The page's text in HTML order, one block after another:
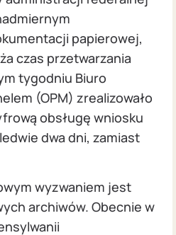
papierowej,
czas przetwarzania
tygodniu Biuro
(OPM) zrealizowało
obsługę wniosku
dwa dni, zamiast
wyzwaniem jest
archiwów. Obecnie w